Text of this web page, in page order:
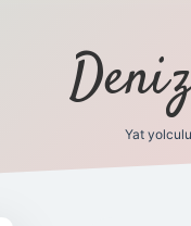
Yat